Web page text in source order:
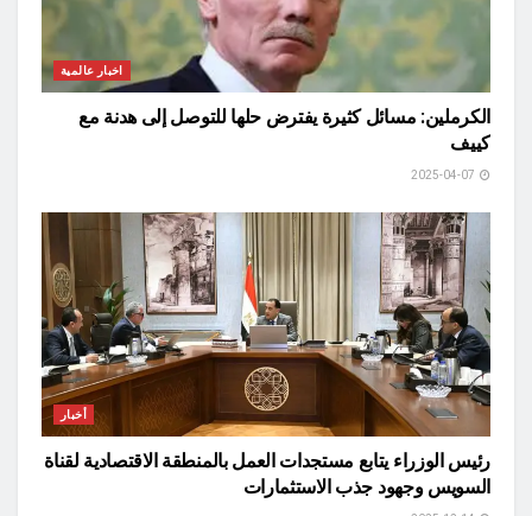
اخبار عالمية
الكرملين: مسائل كثيرة يفترض حلها للتوصل إلى هدنة مع
كييف
أخبار
رئيس الوزراء يتابع مستجدات العمل بالمنطقة الاقتصادية لقناة
السويس وجهود جذب الاستثمارات